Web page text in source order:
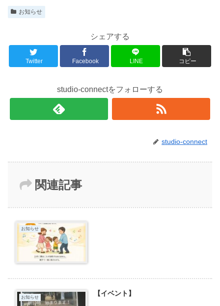
お知らせ
シェアする
Twitter Facebook LINE コピー
studio-connectをフォローする
studio-connect
関連記事
お知らせ
お知らせ 【イベント】